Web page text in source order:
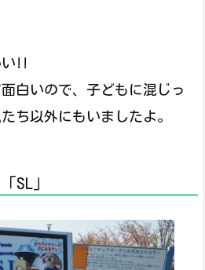
い!!
白いので、子どもに混じっ
ち以外にもいましたよ。
SL」